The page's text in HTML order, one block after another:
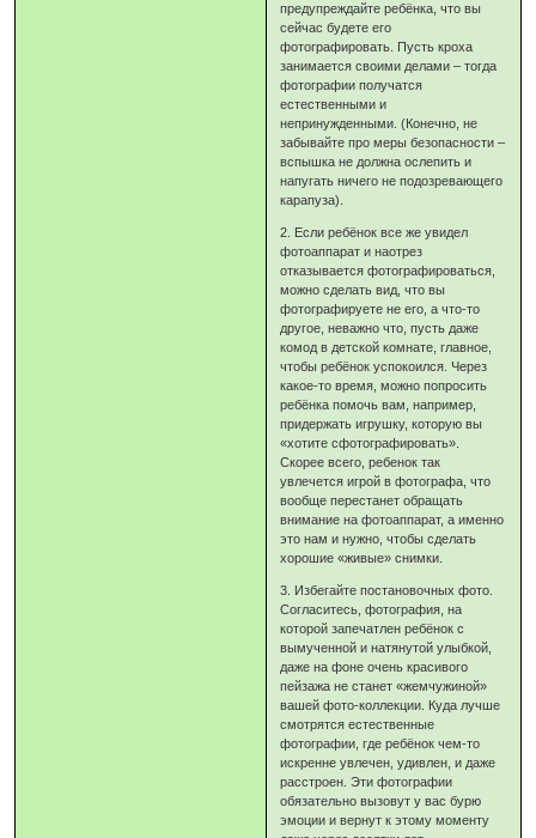
предупреждайте ребёнка, что вы
сейчас будете его
фотографировать. Пусть кроха
занимается своими делами – тогда
фотографии получатся
естественными и
непринужденными. (Конечно, не
забывайте про меры безопасности –
вспышка не должна ослепить и
напугать ничего не подозревающего
карапуза).
2. Если ребёнок все же увидел
фотоаппарат и наотрез
отказывается фотографироваться,
можно сделать вид, что вы
фотографируете не его, а что-то
другое, неважно что, пусть даже
комод в детской комнате, главное,
чтобы ребёнок успокоился. Через
какое-то время, можно попросить
ребёнка помочь вам, например,
придержать игрушку, которую вы
«хотите сфотографировать».
Скорее всего, ребенок так
увлечется игрой в фотографа, что
вообще перестанет обращать
внимание на фотоаппарат, а именно
это нам и нужно, чтобы сделать
хорошие «живые» снимки.
3. Избегайте постановочных фото.
Согласитесь, фотография, на
которой запечатлен ребёнок с
вымученной и натянутой улыбкой,
даже на фоне очень красивого
пейзажа не станет «жемчужиной»
вашей фото-коллекции. Куда лучше
смотрятся естественные
фотографии, где ребёнок чем-то
искренне увлечен, удивлен, и даже
расстроен. Эти фотографии
обязательно вызовут у вас бурю
эмоции и вернут к этому моменту